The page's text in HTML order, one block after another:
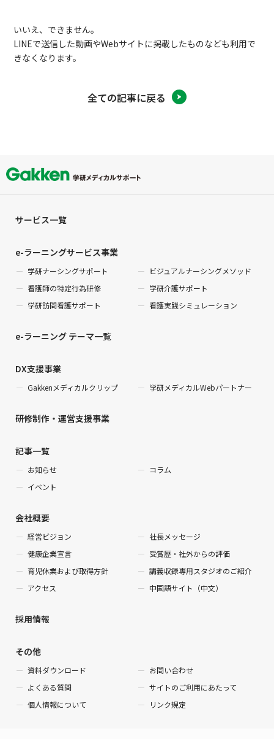
いいえ、できません。
LINEで送信した動画やWebサイトに掲載したものなども利用で
きなくなります。
全ての記事に戻る
サービス一覧
e-ラーニングサービス事業
学研ナーシングサポート
ビジュアルナーシングメソッド
看護師の特定行為研修
学研介護サポート
学研訪問看護サポート
看護実践シミュレーション
e-ラーニング テーマ一覧
DX支援事業
Gakkenメディカルクリップ 学研メディカルWebパートナー
研修制作・運営支援事業
記事一覧
お知らせ
コラム
イベント
会社概要
経営ビジョン
社長メッセージ
健康企業宣言
受賞歴・社外からの評価
育児休業および取得方針
講義収録専用スタジオのご紹介
アクセス
中国語サイト（中文）
採用情報
その他
資料ダウンロード
お問い合わせ
よくある質問
サイトのご利用にあたって
個人情報について
リンク規定